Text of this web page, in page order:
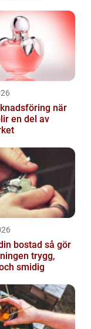
när
en del av
så gör
trygg,
smidig